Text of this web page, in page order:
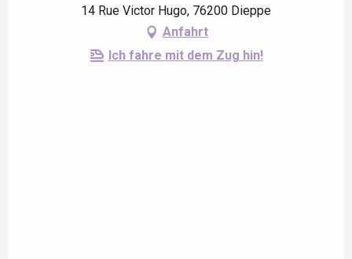
14 Rue Victor Hugo, 76200 Dieppe
Anfahrt
Ich fahre mit dem Zug hin!